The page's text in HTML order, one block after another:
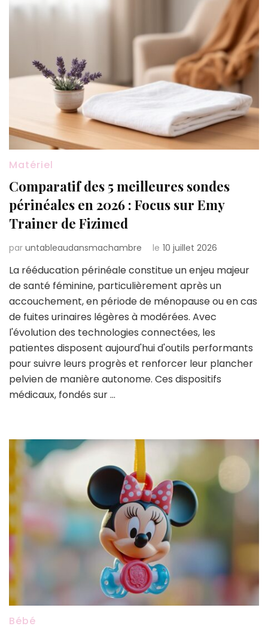
Matériel
Comparatif des 5 meilleures sondes
périnéales en 2026 : Focus sur Emy
Trainer de Fizimed
par untableaudansmachambre le 10 juillet 2026
La rééducation périnéale constitue un enjeu majeur
de santé féminine, particulièrement après un
accouchement, en période de ménopause ou en cas
de fuites urinaires légères à modérées. Avec
l'évolution des technologies connectées, les
patientes disposent aujourd'hui d'outils performants
pour suivre leurs progrès et renforcer leur plancher
pelvien de manière autonome. Ces dispositifs
médicaux, fondés sur …
Bébé